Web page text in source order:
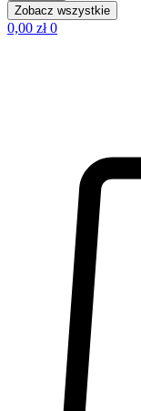
Zobacz wszystkie
0,00 zł 0